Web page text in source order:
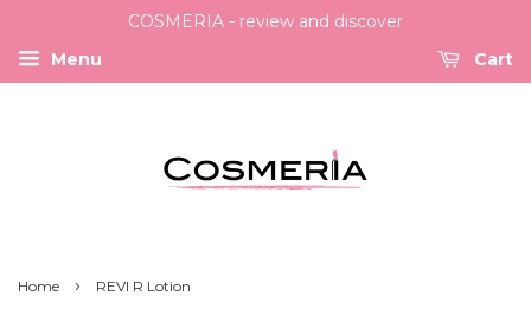
COSMERIA - review and discover
Menu
Cart
Home › REVI R Lotion